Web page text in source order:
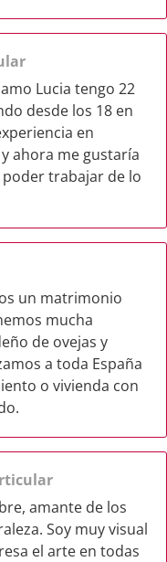
Lucia tengo 22
desde los 18 en
en
ahora me gustaría
trabajar de lo
un matrimonio
mucha
de ovejas y
a toda España
o vivienda con
amante de los
Soy muy visual
el arte en todas